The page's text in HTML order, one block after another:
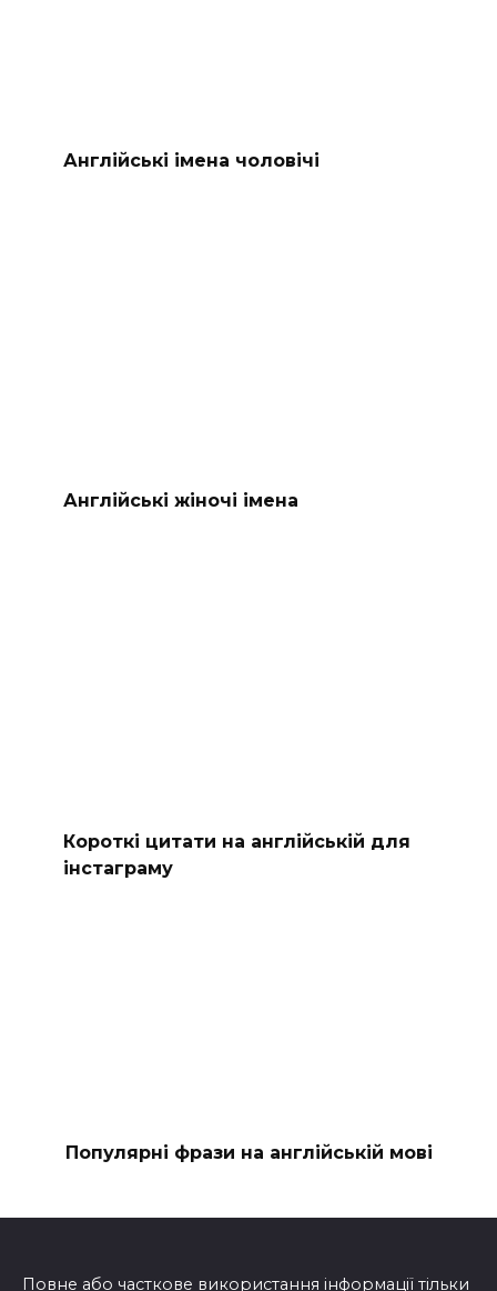
Англійські імена чоловічі
Англійські жіночі імена
Короткі цитати на англійській для
інстаграму
Популярні фрази на англійській мові
Повне або часткове використання інформації тільки